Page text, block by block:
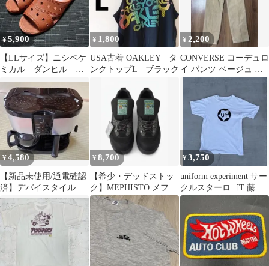
¥5,900
【LLサイズ】ニシベケ
ミカル ダンヒル
VIC No.510 ブラウ
ン レンガ
¥ 1,800
USA古着 OAKLEY タ
ンクトップL ブラック
¥ 2,200
CONVERSE コーデュロ
イ パンツ ベージュ メ
¥4,580
【新品未使用/通電確認
済】デバイスタイル コ
ーヒーメーカー HA-12
¥8,700
【希少・デッドストッ
ク】MEPHISTO メフィ
スト トレッキングシュ
ーズ 24
¥3,750
uniform experiment サー
クルスターロゴT 藤原
ヒロシ Y2K